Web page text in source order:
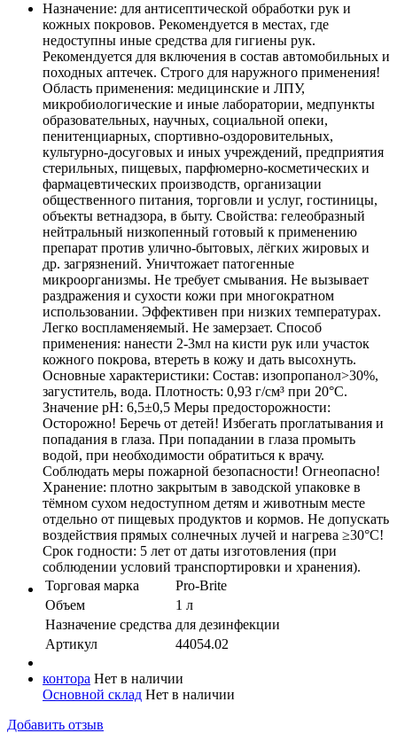
Назначение: для антисептической обработки рук и
кожных покровов. Рекомендуется в местах, где
недоступны иные средства для гигиены рук.
Рекомендуется для включения в состав автомобильных и
походных аптечек. Строго для наружного применения!
Область применения: медицинские и ЛПУ,
микробиологические и иные лаборатории, медпункты
образовательных, научных, социальной опеки,
пенитенциарных, спортивно-оздоровительных,
культурно-досуговых и иных учреждений, предприятия
стерильных, пищевых, парфюмерно-косметических и
фармацевтических производств, организации
общественного питания, торговли и услуг, гостиницы,
объекты ветнадзора, в быту. Свойства: гелеобразный
нейтральный низкопенный готовый к применению
препарат против улично-бытовых, лёгких жировых и
др. загрязнений. Уничтожает патогенные
микроорганизмы. Не требует смывания. Не вызывает
раздражения и сухости кожи при многократном
использовании. Эффективен при низких температурах.
Легко воспламеняемый. Не замерзает. Способ
применения: нанести 2-3мл на кисти рук или участок
кожного покрова, втереть в кожу и дать высохнуть.
Основные характеристики: Состав: изопропанол>30%,
загуститель, вода. Плотность: 0,93 г/см³ при 20°С.
Значение pH: 6,5±0,5 Меры предосторожности:
Осторожно! Беречь от детей! Избегать проглатывания и
попадания в глаза. При попадании в глаза промыть
водой, при необходимости обратиться к врачу.
Соблюдать меры пожарной безопасности! Огнеопасно!
Хранение: плотно закрытым в заводской упаковке в
тёмном сухом недоступном детям и животным месте
отдельно от пищевых продуктов и кормов. Не допускать
воздействия прямых солнечных лучей и нагрева ≥30°С!
Срок годности: 5 лет от даты изготовления (при
соблюдении условий транспортировки и хранения).
Торговая марка
Pro-Brite
Объем
1 л
Назначение средства для дезинфекции
Артикул
44054.02
контора Нет в наличии
Основной склад Нет в наличии
Добавить отзыв